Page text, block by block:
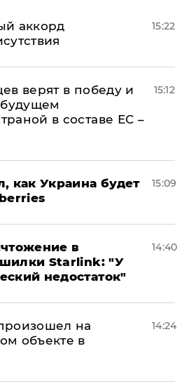
аккорд
15:22
верят в победу и
в составе ЕС –
15:12
как Украина будет
15:09
в
Starlink: "У
недостаток"
14:40
на
объекте в
14:24